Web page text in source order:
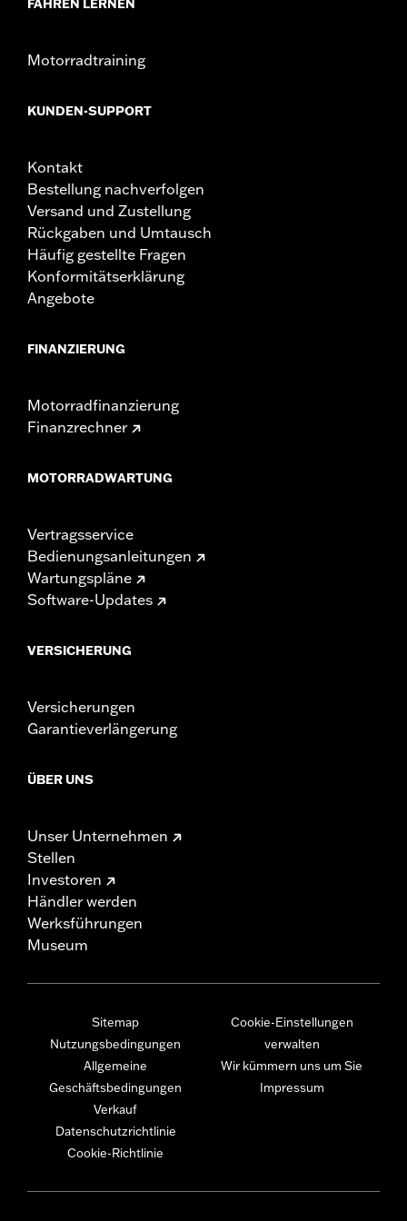
Umfang Schutz für die Beine und vor kosmetischen
anderen Fahrzeug oder einem anderen Objekt vor
Fußrasten oder Highway-Fußrasten nicht unter
normalen Stop-and-Go-Bedingungen verwenden.
FAHREN LERNEN
Motorradtraining
KUNDEN-SUPPORT
Kontakt
Bestellung nachverfolgen
Versand und Zustellung
Rückgaben und Umtausch
Häufig gestellte Fragen
Konformitätserklärung
Angebote
FINANZIERUNG
Motorradfinanzierung
Finanzrechner
MOTORRADWARTUNG
Vertragsservice
Bedienungsanleitungen
Wartungspläne
Software-Updates
VERSICHERUNG
Versicherungen
Garantieverlängerung
ÜBER UNS
Unser Unternehmen
Stellen
Investoren
Händler werden
Werksführungen
Museum
Sitemap
Nutzungsbedingungen
Allgemeine
Geschäftsbedingungen
Verkauf
Datenschutzrichtlinie
Cookie-Richtlinie
Cookie-Einstellungen
verwalten
Wir kümmern uns um Sie
Impressum